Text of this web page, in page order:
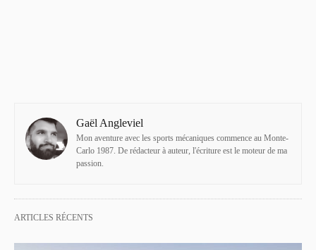
Gaël Angleviel
Mon aventure avec les sports mécaniques commence au Monte-
Carlo 1987. De rédacteur à auteur, l'écriture est le moteur de ma
passion.
ARTICLES RÉCENTS